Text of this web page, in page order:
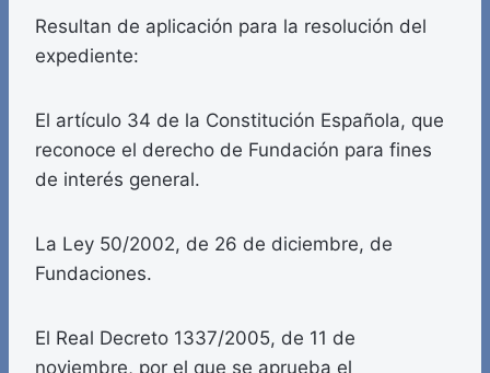
Resultan de aplicación para la resolución del
expediente:
El artículo 34 de la Constitución Española, que
reconoce el derecho de Fundación para fines
de interés general.
La Ley 50/2002, de 26 de diciembre, de
Fundaciones.
El Real Decreto 1337/2005, de 11 de
noviembre, por el que se aprueba el